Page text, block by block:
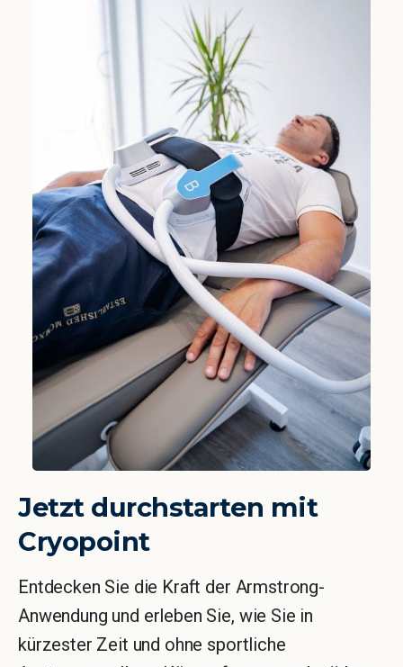
Jetzt durchstarten mit
Cryopoint
Entdecken Sie die Kraft der Armstrong-
Anwendung und erleben Sie, wie Sie in
kürzester Zeit und ohne sportliche